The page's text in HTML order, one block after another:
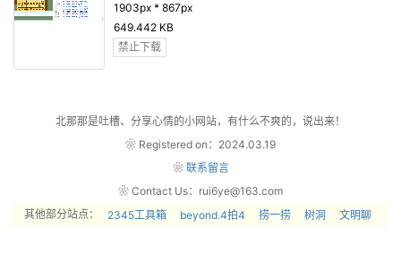
1903px * 867px
649.442 KB
禁止下载
北那那是吐槽、分享心情的小网站，有什么不爽的，说出来！
❀ Registered on：2024.03.19
❀ 联系留言
❀ Contact Us：rui6ye@163.com
其他部分站点：
2345工具箱 beyond.4拍4 捞一捞 树洞 文明聊